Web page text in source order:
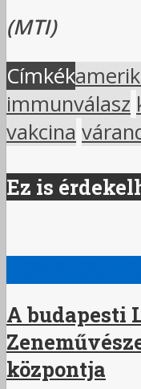
(MTI)
Címkék
immunválasz
vakcina
Ez is
A budapesti
központja